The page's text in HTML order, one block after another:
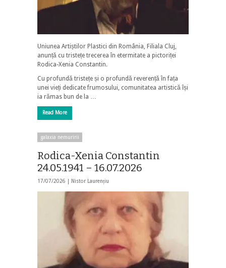
Uniunea Artiștilor Plastici din România, Filiala Cluj,
anunță cu tristețe trecerea în etermitate a pictoriței
Rodica-Xenia Constantin.
Cu profundă tristețe și o profundă reverență în fața
unei vieți dedicate frumosului, comunitatea artistică își
ia rămas bun de la …
Read More
galaxia nemuririi
Rodica-Xenia Constantin
24.05.1941 – 16.07.2026
17/07/2026 | Nistor Laurențiu